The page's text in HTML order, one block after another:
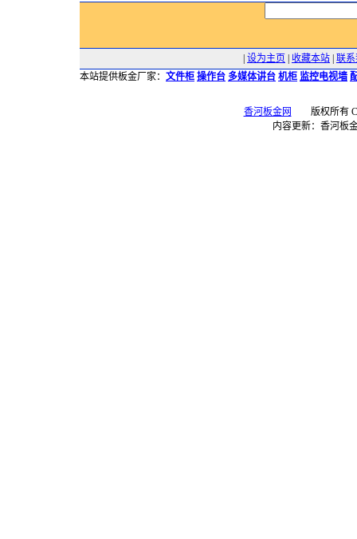
设为主页 收藏本站 联
本站提供板金厂家： 文件柜 操作台 多媒体讲台 机柜 监控电视墙
香河板金网
版权所有
内容更新：香河板